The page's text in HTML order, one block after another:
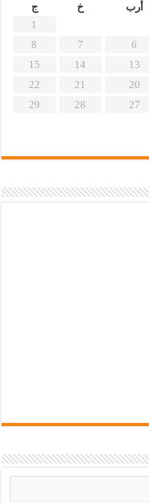
أرب خ
ج
1
6
7
8
13
14
15
20
21
22
27
28
29